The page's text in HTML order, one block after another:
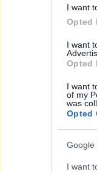
I want
Opted
I want
Opted
I want
of my
was
Opted
Google
I want